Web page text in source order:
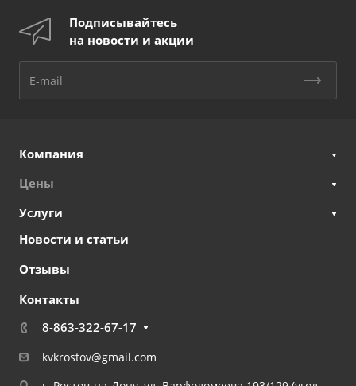
Подписывайтесь
на новости и акции
Компания
Цены
Услуги
Новости и статьи
Отзывы
Контакты
8-863-322-67-17
kvkrostov@gmail.com